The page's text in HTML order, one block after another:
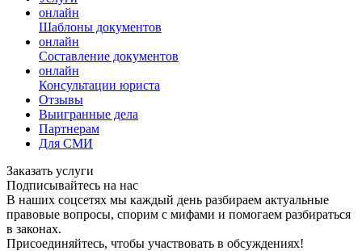
онлайн
Шаблоны документов
онлайн
Составление документов
онлайн
Консультации юриста
Отзывы
Выигранные дела
Партнерам
Для СМИ
Заказать услуги
Подписывайтесь на нас
В наших соцсетях мы каждый день разбираем актуальные
правовые вопросы, спорим с мифами и помогаем разбираться
в законах.
Присоединяйтесь, чтобы участвовать в обсуждениях!